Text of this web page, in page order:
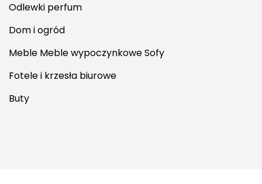
Odlewki perfum
Dom i ogród
Meble Meble wypoczynkowe Sofy
Fotele i krzesła biurowe
Buty